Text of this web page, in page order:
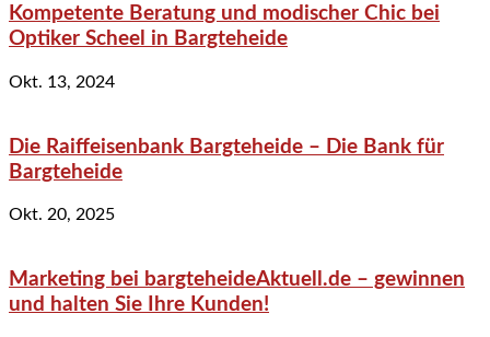
Kompetente Beratung und modischer Chic bei
Optiker Scheel in Bargteheide
Okt. 13, 2024
Die Raiffeisenbank Bargteheide – Die Bank für
Bargteheide
Okt. 20, 2025
Marketing bei bargteheideAktuell.de – gewinnen
und halten Sie Ihre Kunden!